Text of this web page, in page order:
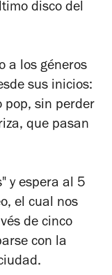
disco del
a los géneros
sus inicios:
pop, sin perder
que pasan
y espera al 5
el cual nos
de cinco
con la